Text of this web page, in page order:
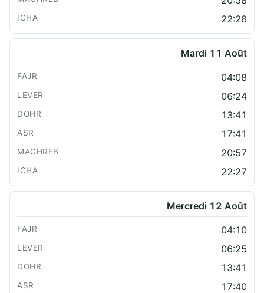
22:28
Mardi 11 Août
04:08
06:24
13:41
17:41
20:57
22:27
Mercredi 12 Août
04:10
06:25
13:41
17:40